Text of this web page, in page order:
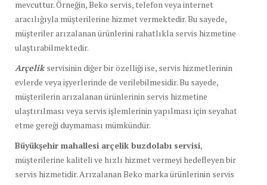
mevcuttur. Örneğin, Beko servis, telefon veya internet
aracılığıyla müşterilerine hizmet vermektedir. Bu sayede,
müşteriler arızalanan ürünlerini rahatlıkla servis hizmetine
ulaştırabilmektedir.
Arçelikservisinin diğer bir özelliği ise, servis hizmetlerinin
evlerde veya işyerlerinde de verilebilmesidir. Bu sayede,
müşterilerin arızalanan ürünlerinin servis hizmetine
ulaştırılması veya servis işlemlerinin yapılması için seyahat
etme gereği duymaması mümkündür.
Büyükşehir mahallesi arçelik buzdolabı servisi,
müşterilerine kaliteli ve hızlı hizmet vermeyi hedefleyen bir
servis hizmetidir. Arızalanan Beko marka ürünlerinin servis